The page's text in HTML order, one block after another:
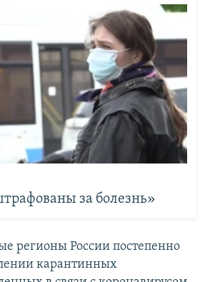
за болезнь»
регионы России постепенно
карантинных